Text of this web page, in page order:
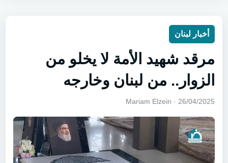
أخبار لبنان
مرقد شهيد الأمة لا يخلو من
الزوار.. من لبنان وخارجه
26/04/2025 · Mariam Elzein